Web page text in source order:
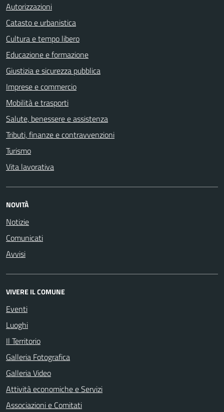
Autorizzazioni
Catasto e urbanistica
Cultura e tempo libero
Educazione e formazione
Giustizia e sicurezza pubblica
Imprese e commercio
Mobilità e trasporti
Salute, benessere e assistenza
Tributi, finanze e contravvenzioni
Turismo
Vita lavorativa
NOVITÀ
Notizie
Comunicati
Avvisi
VIVERE IL COMUNE
Eventi
Luoghi
Il Territorio
Galleria Fotografica
Galleria Video
Attività economiche e Servizi
Associazioni e Comitati